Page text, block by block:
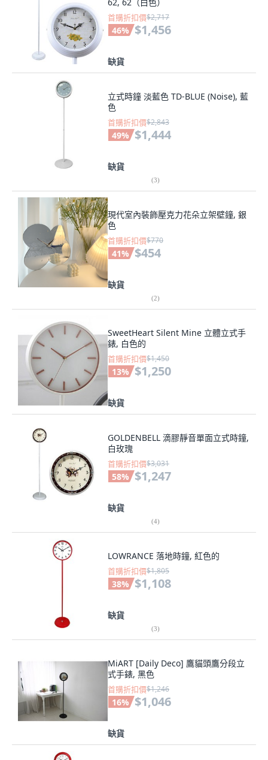
首購折扣價$2,717
46% $1,456
缺貨
立式時鐘 淡藍色 TD-BLUE (Noise), 藍
色
首購折扣價$2,843
49% $1,444
缺貨
(3)
現代室內裝飾壓克力花朵立架壁鐘, 銀
色
首購折扣價$770
41% $454
缺貨
(2)
SweetHeart Silent Mine 立體立式手
錶, 白色的
首購折扣價$1,450
13% $1,250
缺貨
GOLDENBELL 滴膠靜音單面立式時鐘,
白玫瑰
首購折扣價$3,031
58% $1,247
缺貨
(4)
LOWRANCE 落地時鐘, 紅色的
首購折扣價$1,805
38% $1,108
缺貨
(3)
MiART [Daily Deco] 鷹貓頭鷹分段立
式手錶, 黑色
首購折扣價$1,246
16% $1,046
缺貨